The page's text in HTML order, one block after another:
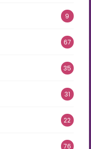
9
67
35
31
22
76